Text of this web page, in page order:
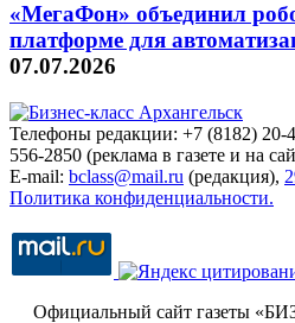
«МегаФон» объединил
платформе для
07.07.2026
Телефоны редакции: +7 (8182) 20-
556-2850 (реклама в газете и на
E-mail: bclass@mail.ru (редакция),
Политика конфиденциальности.
Официальный сайт газеты